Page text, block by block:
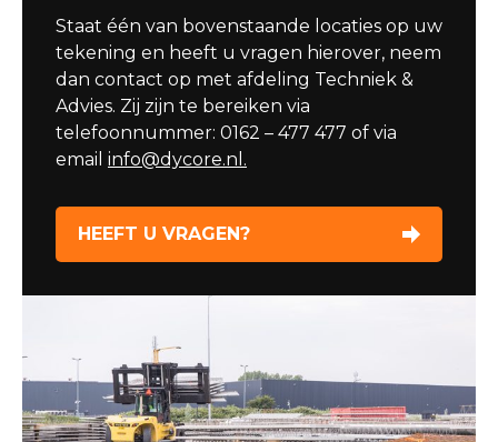
Staat één van bovenstaande locaties op uw
tekening en heeft u vragen hierover, neem
dan contact op met afdeling Techniek &
Advies. Zij zijn te bereiken via
telefoonnummer: 0162 – 477 477 of via
email info@dycore.nl.
HEEFT U VRAGEN?